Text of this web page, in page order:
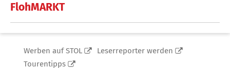
FlohMARKT
Werben auf STOL
Leserreporter werden
Tourentipps